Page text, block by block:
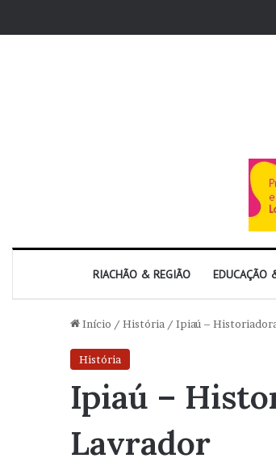
RIACHÃO & REGIÃO EDUCAÇÃO
Início / História / Ipiaú –
História
Ipiaú –
Lavrador